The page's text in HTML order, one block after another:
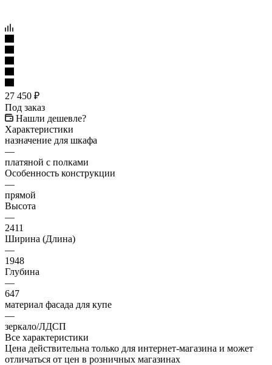
27 450 ₽
Под заказ
Нашли дешевле?
Характеристики
назначение для шкафа
—
платяной с полками
Особенность конструкции
—
прямой
Высота
—
2411
Ширина (Длина)
—
1948
Глубина
—
647
материал фасада для купе
—
зеркало/ЛДСП
Все характеристики
Цена действительна только для интернет-магазина и может
отличаться от цен в розничных магазинах